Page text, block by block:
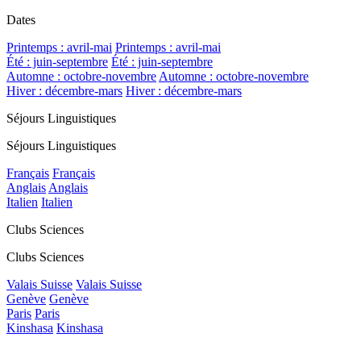
Dates
Printemps : avril-mai Printemps : avril-mai
Été : juin-septembre Été : juin-septembre
Automne : octobre-novembre Automne : octobre-novembre
Hiver : décembre-mars Hiver : décembre-mars
Séjours Linguistiques
Séjours Linguistiques
Français Français
Anglais Anglais
Italien Italien
Clubs Sciences
Clubs Sciences
Valais Suisse Valais Suisse
Genève Genève
Paris Paris
Kinshasa Kinshasa